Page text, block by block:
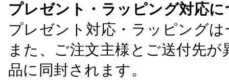
プレゼント・ラッピング対応
プレゼント対応・ラッピング
また、ご注文主様とご送付先
品に同封されます。